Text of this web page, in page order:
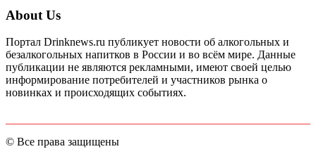
About Us
Портал Drinknews.ru публикует новости об алкогольных и
безалкогольных напитков в России и во всём мире. Данные
публикации не являются рекламными, имеют своей целью
информирование потребителей и участников рынка о
новинках и происходящих событиях.
© Все права защищены